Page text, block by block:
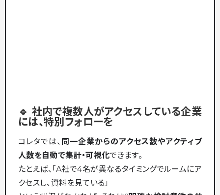
🔹 社内で複数人がアクセスしている企業
には、特別フォローを
コレタでは、 同一企業からのアクセス数やアクティブ
人数を自動で集計・可視化できます。
たとえば、「A社で4名が異なるタイミングでルームにア
クセスし、資料を見ている」